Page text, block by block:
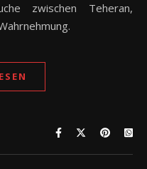
zwischen Teheran,